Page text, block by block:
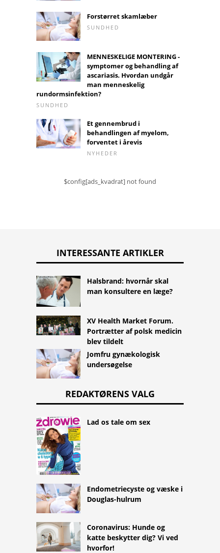
Forstørret skamlæber
SUNDHED
MENNESKELIGE MONTERING -
symptomer og behandling af
ascariasis. Hvordan undgår
man menneskelig
rundormsinfektion?
SUNDHED
Et gennembrud i
behandlingen af ​​myelom,
forventet i årevis
NYHEDER
$config[ads_kvadrat] not found
INTERESSANTE ARTIKLER
Halsbrand: hvornår skal
man konsultere en læge?
XV Health Market Forum.
Portrætter af polsk medicin
blev tildelt
Jomfru gynækologisk
undersøgelse
REDAKTØRENS VALG
Lad os tale om sex
Endometriecyste og væske i
Douglas-hulrum
Coronavirus: Hunde og
katte beskytter dig? Vi ved
hvorfor!